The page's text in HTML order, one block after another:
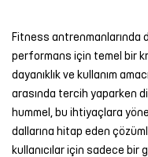
Fitness antrenmanlarında
performans için temel bir
dayanıklık ve kullanım
arasında tercih yaparken
hummel, bu ihtiyaçlara
dallarına hitap eden
kullanıcılar için sadece bir